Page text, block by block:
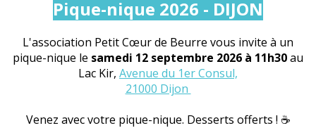
Pique-nique 2026 - DIJON
L'association Petit Cœur de Beurre vous invite à un
pique-nique le samedi 12 septembre 2026 à 11h30au
Lac Kir, Avenue du 1er Consul,
21000 Dijon
Venez avec votre pique-nique. Desserts offerts ! ☕️